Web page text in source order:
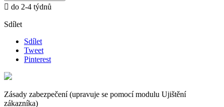
 do 2-4 týdnů
Sdílet
Sdílet
Tweet
Pinterest
Zásady zabezpečení (upravuje se pomocí modulu Ujištění
zákazníka)